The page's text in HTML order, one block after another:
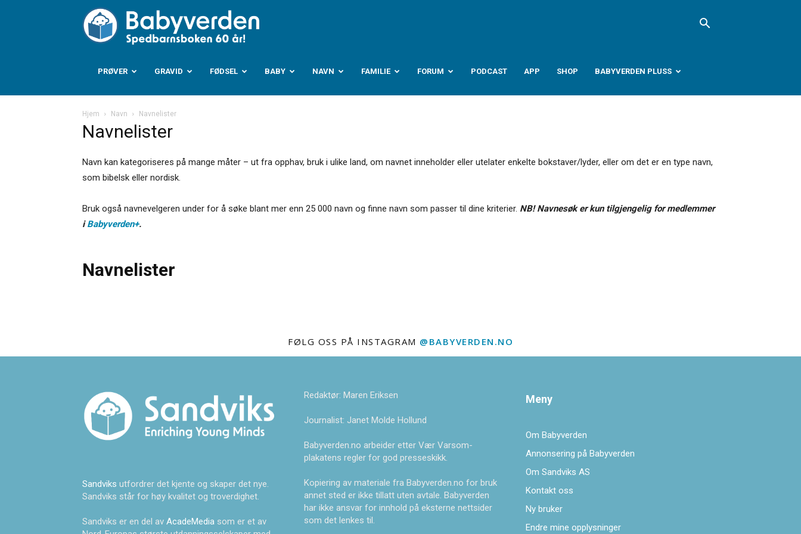
Babyverden.no
PRØVER GRAVID FØDSEL BABY NAVN FAMILIE FORUM PODCAST APP SHOP BABYVERDEN PLUSS
Hjem Navn Navnelister
Navnelister
Navn kan kategoriseres på mange måter – ut fra opphav, bruk i ulike land, om navnet inneholder eller utelater enkelte bokstaver/lyder, eller om det er en type navn,
som bibelsk eller nordisk.
Bruk også navnevelgeren under for å søke blant mer enn 25 000 navn og finne navn som passer til dine kriterier. NB! Navnesøk er kun tilgjengelig for medlemmer
iBabyverden+.
Navnelister
FØLG OSS PÅ INSTAGRAM @BABYVERDEN.NO
Sandviks utfordrer det kjente og skaper det nye.
Sandviks står for høy kvalitet og troverdighet.
Sandviks er en del av AcadeMedia som er et av
Redaktør: Maren Eriksen
Journalist: Janet Molde Hollund
Babyverden.no arbeider etter Vær Varsom-
plakatens regler for god presseskikk.
Kopiering av materiale fra Babyverden.no for bruk
annet sted er ikke tillatt uten avtale. Babyverden
har ikke ansvar for innhold på eksterne nettsider
som det lenkes til.
Meny
Om Babyverden
Annonsering på Babyverden
Om Sandviks AS
Kontakt oss
Ny bruker
Endre mine opplysninger